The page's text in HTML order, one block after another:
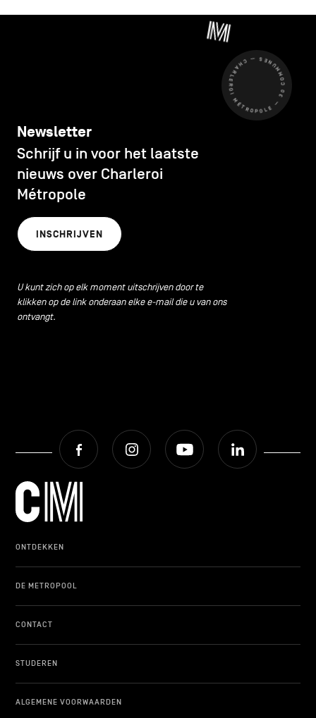
CHARLEROI MÉTROPOLE — 30 COMMUNES —
Newsletter
Schrijf u in voor het laatste
nieuws over Charleroi
Métropole
INSCHRIJVEN
U kunt zich op elk moment uitschrijven door te
klikken op de link onderaan elke e-mail die u van ons
ontvangt.
Facebook Instagram Youtube
ONTDEKKEN
DE METROPOOL
CONTACT
STUDEREN
ALGEMENE VOORWAARDEN